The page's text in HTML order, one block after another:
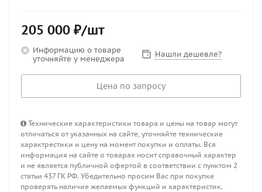
205 000 ₽/шт
Информацию о товаре
уточняйте у менеджера
Нашли дешевле?
Цена по запросу
Технические характеристики товара и цены на товар могут
отличаться от указанных на сайте, уточняйте технические
характрестики и цену на момент покупки и оплаты. Вся
информация на сайте о товарах носит справочный характер
и не является публичной офертой в соответствии с пунктом 2
статьи 437 ГК РФ. Убедительно просим Вас при покупке
проверять наличие желаемых функций и характеристик.